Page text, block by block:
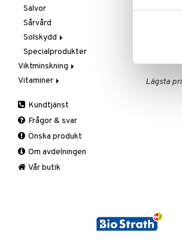
Lägsta
Salvor
Sårvård
Solskydd
Aftersun
Brun utan sol
Läppar
Specialprodukter
Viktminskning
Äppelcidervinäger
Fasta
Fettförbränning
Måltidsersättning
Övriga
Vitaminer
Antioxidanter
B vitaminer
Barn
C vitaminer
Kvinna
Kundtjänst
Frågor & svar
Önska produkt
Om avdelningen
Vår butik